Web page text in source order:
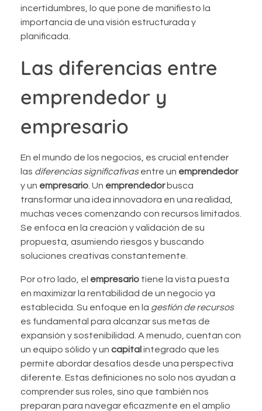
incertidumbres, lo que pone de manifiesto la
importancia de una visión estructurada y
planificada.
Las diferencias entre
emprendedor y
empresario
En el mundo de los negocios, es crucial entender
las diferencias significativasentre un emprendedor
y un empresario . Un emprendedorbusca
transformar una idea innovadora en una realidad,
muchas veces comenzando con recursos limitados.
Se enfoca en la creación y validación de su
propuesta, asumiendo riesgos y buscando
soluciones creativas constantemente.
Por otro lado, el empresario tiene la vista puesta
en maximizar la rentabilidad de un negocio ya
establecida. Su enfoque en la gestión de recursos
es fundamental para alcanzar sus metas de
expansión y sostenibilidad. A menudo, cuentan con
un equipo sólido y un capital integrado que les
permite abordar desafíos desde una perspectiva
diferente. Estas definiciones no solo nos ayudan a
comprender sus roles, sino que también nos
preparan para navegar eficazmente en el amplio